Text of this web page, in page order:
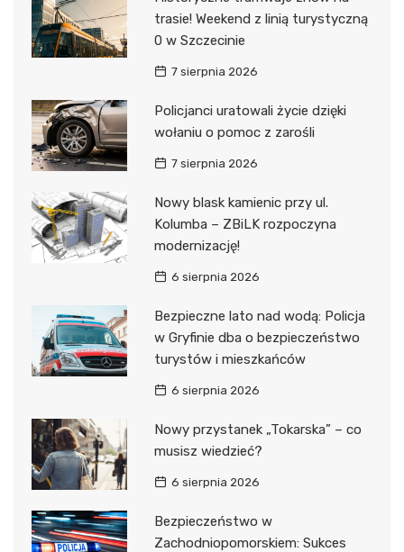
trasie! Weekend z linią turystyczną
0 w Szczecinie
7 sierpnia 2026
Policjanci uratowali życie dzięki
wołaniu o pomoc z zarośli
7 sierpnia 2026
Nowy blask kamienic przy ul.
Kolumba – ZBiLK rozpoczyna
modernizację!
6 sierpnia 2026
Bezpieczne lato nad wodą: Policja
w Gryfinie dba o bezpieczeństwo
turystów i mieszkańców
6 sierpnia 2026
Nowy przystanek „Tokarska” – co
musisz wiedzieć?
6 sierpnia 2026
Bezpieczeństwo w
Zachodniopomorskiem: Sukces